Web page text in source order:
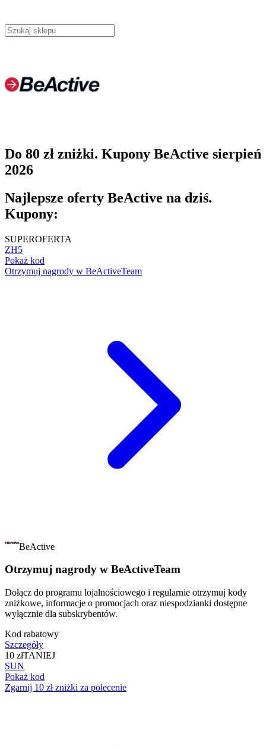
Do 80 zł zniżki. Kupony BeActive sierpień
2026
Najlepsze oferty BeActive na dziś.
Kupony:
SUPEROFERTA
ZH5
Pokaż kod
Otrzymuj nagrody w BeActiveTeam
BeActive
Otrzymuj nagrody w BeActiveTeam
Dołącz do programu lojalnościowego i regularnie otrzymuj kody
zniżkowe, informacje o promocjach oraz niespodzianki dostępne
wyłącznie dla subskrybentów.
Kod rabatowy
Szczegóły
10 złTANIEJ
SUN
Pokaż kod
Zgarnij 10 zł zniżki za polecenie